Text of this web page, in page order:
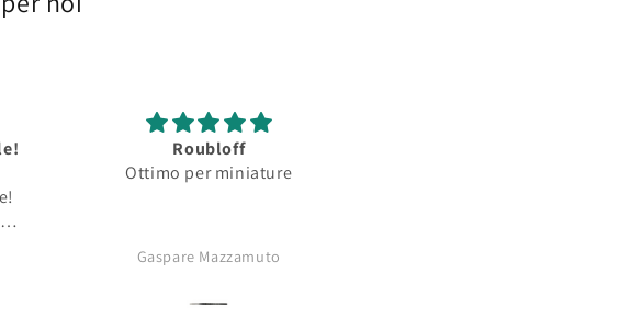
Roubloff
Ottimo per miniature
Gaspare Mazzamuto